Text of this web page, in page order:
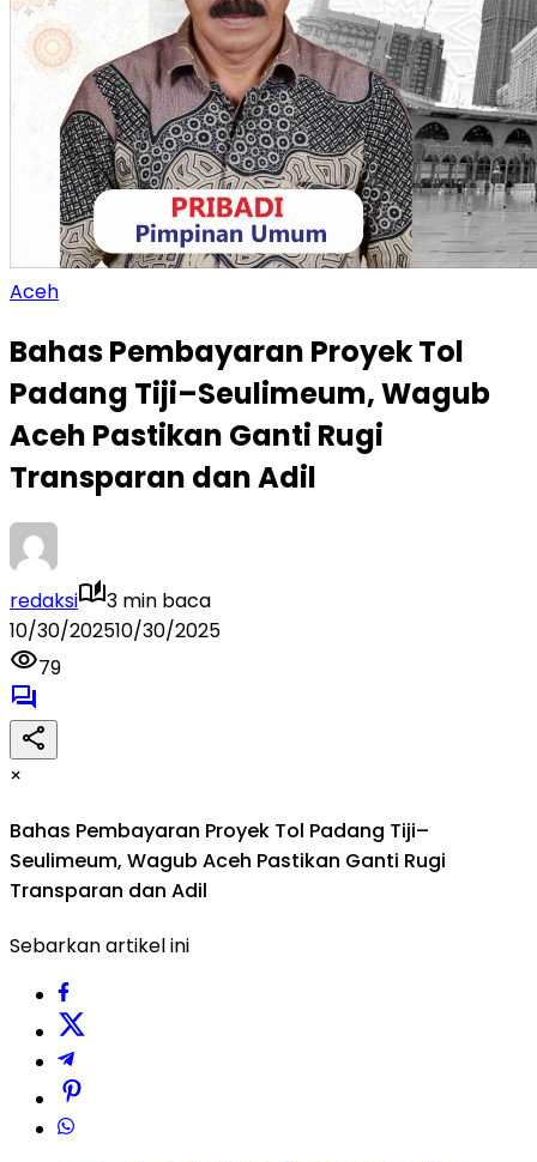
Aceh
Bahas Pembayaran Proyek Tol
Padang Tiji–Seulimeum, Wagub
Aceh Pastikan Ganti Rugi
Transparan dan Adil
redaksi
3 min baca
10/30/202510/30/2025
79
×
Bahas Pembayaran Proyek Tol Padang Tiji–
Seulimeum, Wagub Aceh Pastikan Ganti Rugi
Transparan dan Adil
Sebarkan artikel ini